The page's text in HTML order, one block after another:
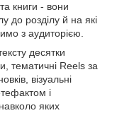
книги - вони
до розділу й на які
з аудиторією.
десятки
тематичні Reels за
візуальні
і
яких